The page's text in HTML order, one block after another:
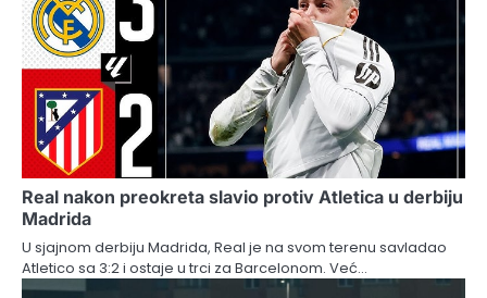
Real nakon preokreta slavio protiv Atletica u derbiju
Madrida
U sjajnom derbiju Madrida, Real je na svom terenu savladao
Atletico sa 3:2 i ostaje u trci za Barcelonom. Već…